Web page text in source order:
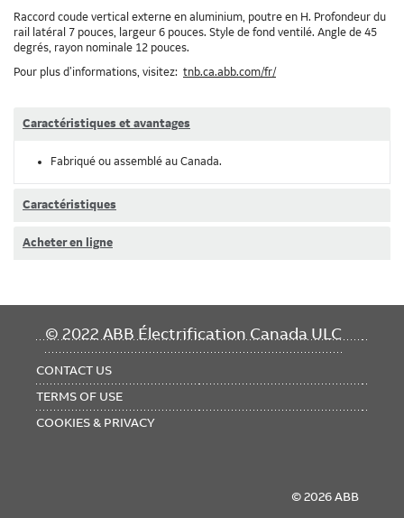
Raccord coude vertical externe en aluminium, poutre en H. Profondeur du
rail latéral 7 pouces, largeur 6 pouces. Style de fond ventilé. Angle de 45
degrés, rayon nominale 12 pouces.
Pour plus d’informations, visitez: tnb.ca.abb.com/fr/
Caractéristiques et avantages
Fabriqué ou assemblé au Canada.
Caractéristiques
Acheter en ligne
© 2022 ABB Électrification Canada ULC
FOOTER
CONTACT US
TERMS OF USE
COOKIES & PRIVACY
© 2026 ABB